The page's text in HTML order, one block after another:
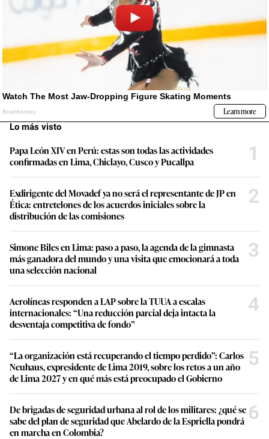
Lo más visto
Papa León XIV en Perú: estas son todas las actividades
confirmadas en Lima, Chiclayo, Cusco y Pucallpa
1
Exdirigente del Movadef ya no será el representante de JP en
Ética: entretelones de los acuerdos iniciales sobre la
distribución de las comisiones
2
Simone Biles en Lima: paso a paso, la agenda de la gimnasta
más ganadora del mundo y una visita que emocionará a toda
una selección nacional
3
Aerolíneas responden a LAP sobre la TUUA a escalas
internacionales: “Una reducción parcial deja intacta la
desventaja competitiva de fondo”
4
“La organización está recuperando el tiempo perdido”: Carlos
Neuhaus, expresidente de Lima 2019, sobre los retos a un año
de Lima 2027 y en qué más está preocupado el Gobierno
5
De brigadas de seguridad urbana al rol de los militares: ¿qué se
sabe del plan de seguridad que Abelardo de la Espriella pondrá
en marcha en Colombia?
6